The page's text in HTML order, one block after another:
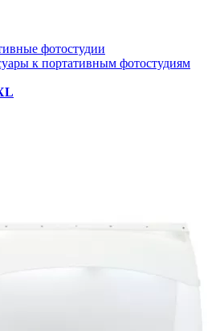
фотостудии
к портативным фотостудиям